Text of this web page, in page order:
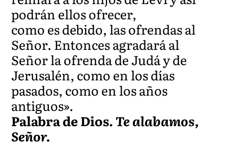
podrán ellos ofrecer,
como es debido, las ofrendas al
Señor. Entonces agradará al
Señor la ofrenda de Judá y de
Jerusalén, como en los días
pasados, como en los años
antiguos».
Palabra de Dios.Te alabamos,
Señor.